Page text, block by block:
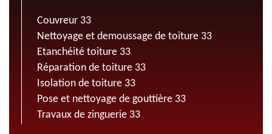
Couvreur 33
Nettoyage et demoussage de toiture 33
Etanchéité toiture 33
Réparation de toiture 33
Isolation de toiture 33
Pose et nettoyage de gouttière 33
Travaux de zinguerie 33